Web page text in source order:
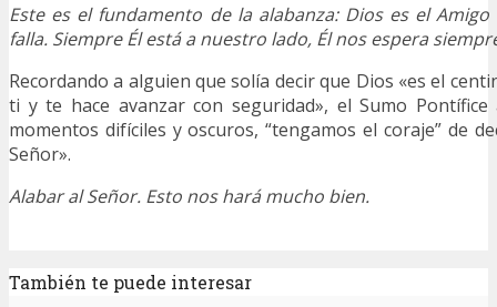
Este es el fundamento de la alabanza: Dios es el
falla. Siempre Él está a nuestro lado, Él nos espera
Recordando a alguien que solía decir que Dios «es el
ti y te hace avanzar con seguridad», el Sumo
momentos difíciles y oscuros, “tengamos el coraje” de
Señor».
Alabar al Señor. Esto nos hará mucho bien.
También te puede interesar